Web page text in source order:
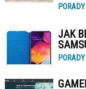
PORADY
JAK
PORADY